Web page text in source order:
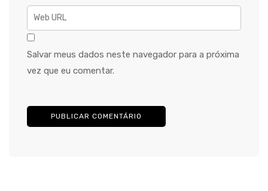
Salvar meus dados neste navegador para a próxima
vez que eu comentar.